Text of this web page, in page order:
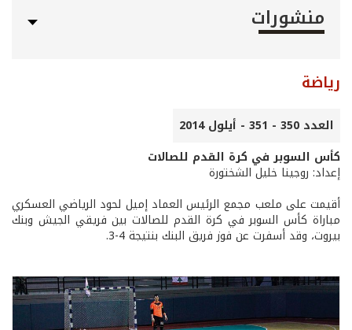
منشورات
رياضة
العدد 350 - 351 - أيلول 2014
كأس السوبر في كرة القدم للصالات
إعداد: روجينا خليل الشختورة
أقيمت على ملعب مجمع الرئيس العماد إميل لحود الرياضي العسكري
مباراة كأس السوبر في كرة القدم للصالات بين فريقي الجيش وبنك
بيروت، وقد أسفرت عن فوز فريق البنك بنتيجة 4-3.